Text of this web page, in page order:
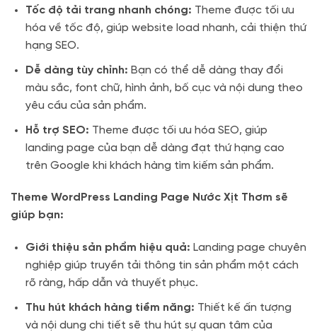
Tốc độ tải trang nhanh chóng: Theme được tối ưu
hóa về tốc độ, giúp website load nhanh, cải thiện thứ
hạng SEO.
Dễ dàng tùy chỉnh: Bạn có thể dễ dàng thay đổi
màu sắc, font chữ, hình ảnh, bố cục và nội dung theo
yêu cầu của sản phẩm.
Hỗ trợ SEO: Theme được tối ưu hóa SEO, giúp
landing page của bạn dễ dàng đạt thứ hạng cao
trên Google khi khách hàng tìm kiếm sản phẩm.
Theme WordPress Landing Page Nước Xịt Thơm sẽ
giúp bạn:
Giới thiệu sản phẩm hiệu quả: Landing page chuyên
nghiệp giúp truyền tải thông tin sản phẩm một cách
rõ ràng, hấp dẫn và thuyết phục.
Thu hút khách hàng tiềm năng: Thiết kế ấn tượng
và nội dung chi tiết sẽ thu hút sự quan tâm của